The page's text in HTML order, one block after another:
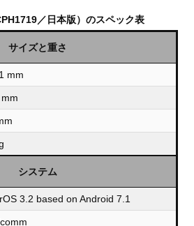
／日本版）のスペック表
サイズと重さ
mm
システム
3.2 based on Android 7.1